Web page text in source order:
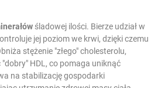
śladowej ilości. Bierze udział w
jej poziom we krwi, dzięki czemu
stężenie "złego" cholesterolu,
HDL, co pomaga uniknąć
na stabilizację gospodarki